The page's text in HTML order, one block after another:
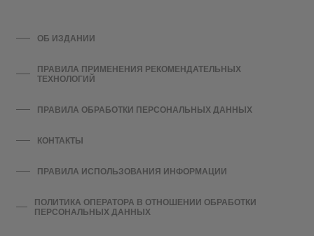
ОБ ИЗДАНИИ
ПРАВИЛА ПРИМЕНЕНИЯ РЕКОМЕНДАТЕЛЬНЫХ
ТЕХНОЛОГИЙ
ПРАВИЛА ОБРАБОТКИ ПЕРСОНАЛЬНЫХ ДАННЫХ
КОНТАКТЫ
ПРАВИЛА ИСПОЛЬЗОВАНИЯ ИНФОРМАЦИИ
ПОЛИТИКА ОПЕРАТОРА В ОТНОШЕНИИ ОБРАБОТКИ
ПЕРСОНАЛЬНЫХ ДАННЫХ